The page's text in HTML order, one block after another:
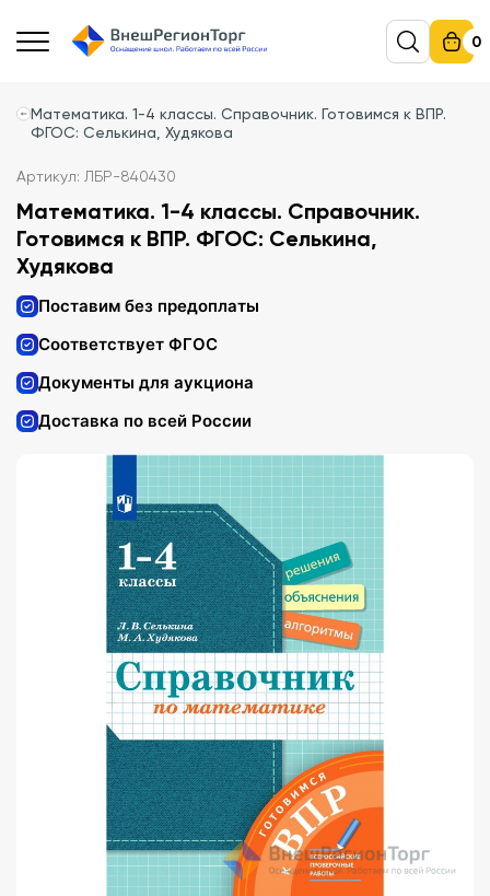
0
Математика. 1-4 классы. Справочник. Готовимся к ВПР.
ФГОС: Селькина, Худякова
Артикул: ЛБР-840430
Математика. 1-4 классы. Справочник.
Готовимся к ВПР. ФГОС: Селькина,
Худякова
Поставим без предоплаты
Соответствует ФГОС
Документы для аукциона
Доставка по всей России